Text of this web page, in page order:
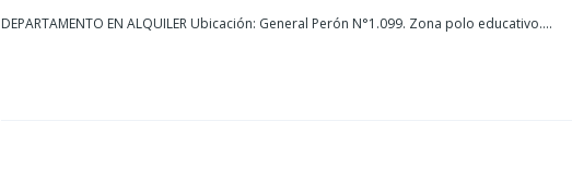
DEPARTAMENTO EN ALQUILER Ubicación: General Perón N°1.099. Zona polo educativo....